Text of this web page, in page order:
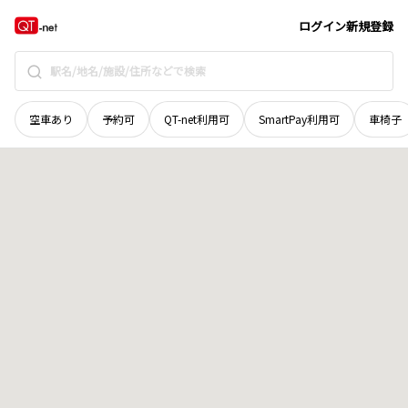
ログイン新規登録
空車あり 予約可 QT-net利用可 SmartPay利用可 車椅子
宮城県